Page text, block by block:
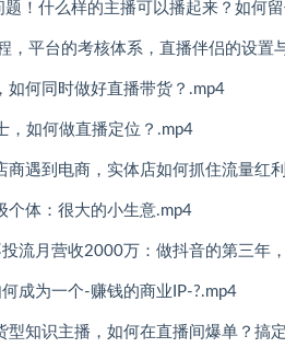
！什么样的主播可以播起来？如何
，平台的考核体系，直播伴侣的设置
如何同时做好直播带货？.mp4
，如何做直播定位？.mp4
商遇到电商，实体店如何抓住流量红
个体：很大的小生意.mp4
流月营收2000万：做抖音的第三年
成为一个-赚钱的商业IP-?.mp4
型知识主播，如何在直播间爆单？搞